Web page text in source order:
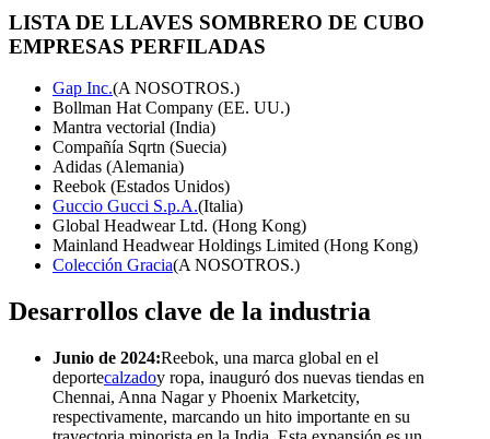
LISTA DE LLAVES SOMBRERO DE CUBO
EMPRESAS PERFILADAS
Gap Inc.(A NOSOTROS.)
Bollman Hat Company (EE. UU.)
Mantra vectorial (India)
Compañía Sqrtn (Suecia)
Adidas (Alemania)
Reebok (Estados Unidos)
Guccio Gucci S.p.A.(Italia)
Global Headwear Ltd. (Hong Kong)
Mainland Headwear Holdings Limited (Hong Kong)
Colección Gracia(A NOSOTROS.)
Desarrollos clave de la industria
Junio ​​de 2024:Reebok, una marca global en el
deportecalzadoy ropa, inauguró dos nuevas tiendas en
Chennai, Anna Nagar y Phoenix Marketcity,
respectivamente, marcando un hito importante en su